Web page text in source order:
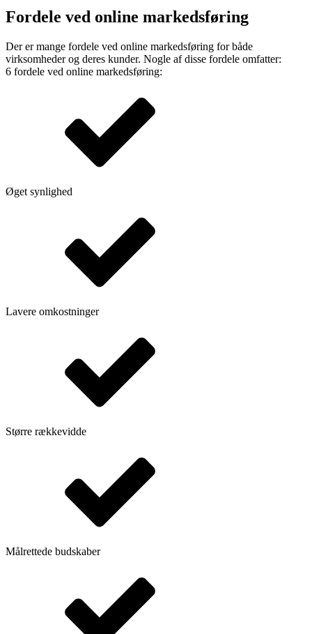
Fordele ved online markedsføring
Der er mange fordele ved online markedsføring for både
virksomheder og deres kunder. Nogle af disse fordele omfatter:
6 fordele ved online markedsføring:
Øget synlighed
Lavere omkostninger
Større rækkevidde
Målrettede budskaber